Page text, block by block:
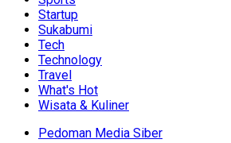
Startup
Sukabumi
Tech
Technology
Travel
What's Hot
Wisata & Kuliner
Pedoman Media Siber